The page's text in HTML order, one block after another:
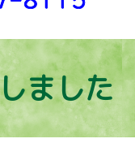
ました